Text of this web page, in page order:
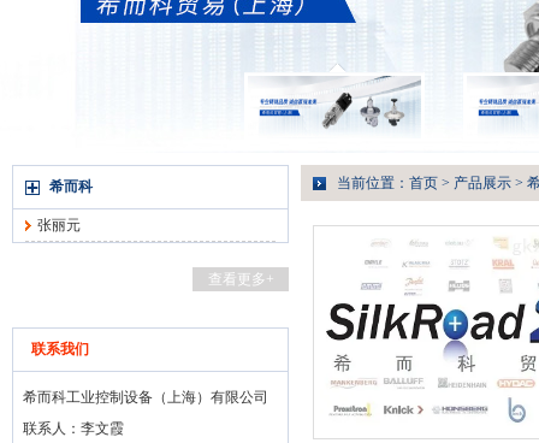
希而科
张丽元
查看更多+
联系我们
希而科工业控制设备（上海）有限公司
联系人：李文霞
当前位置： 首页 > 产品展示 >